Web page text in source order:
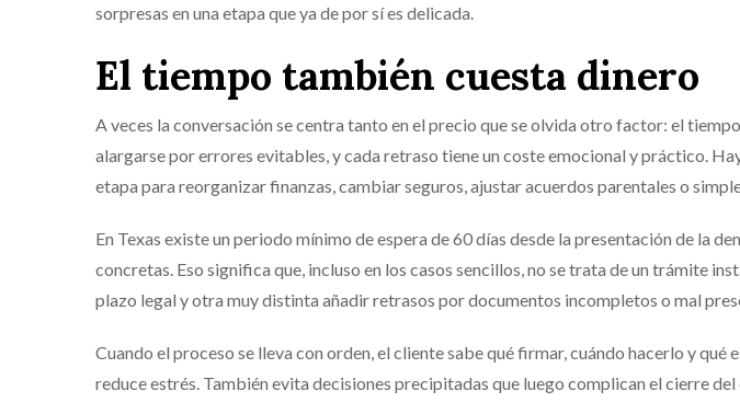
sorpresas en una etapa que ya de por sí es delicada.
El tiempo también cuesta dinero
A veces la conversación se centra tanto en el precio que se olvida otro factor: el
alargarse por errores evitables, y cada retraso tiene un coste emocional y práctico.
etapa para reorganizar finanzas, cambiar seguros, ajustar acuerdos parentales o
En Texas existe un periodo mínimo de espera de 60 días desde la presentación de la
concretas. Eso significa que, incluso en los casos sencillos, no se trata de un trámite
plazo legal y otra muy distinta añadir retrasos por documentos incompletos o mal
Cuando el proceso se lleva con orden, el cliente sabe qué firmar, cuándo hacerlo y qué
reduce estrés. También evita decisiones precipitadas que luego complican el cierre del